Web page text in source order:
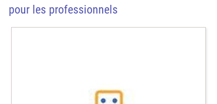
pour les professionnels